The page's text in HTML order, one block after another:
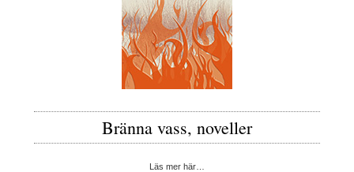
Bränna vass, noveller
Läs mer här…